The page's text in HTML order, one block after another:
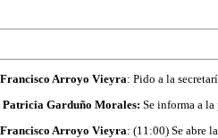
Arroyo Vieyra: Pido a la
Garduño Morales: Se informa a
Arroyo Vieyra: (11:00) Se abre